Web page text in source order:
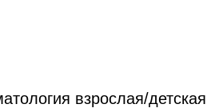
взрослая/детская